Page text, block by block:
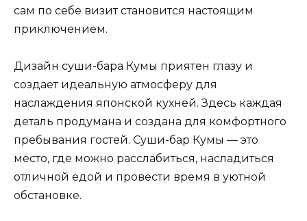
сам по себе визит становится настоящим
приключением.
Дизайн суши-бара Кумы приятен глазу и
создает идеальную атмосферу для
наслаждения японской кухней. Здесь каждая
деталь продумана и создана для комфортного
пребывания гостей. Суши-бар Кумы — это
место, где можно расслабиться, насладиться
отличной едой и провести время в уютной
обстановке.